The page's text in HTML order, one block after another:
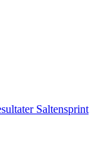
Saltensprint